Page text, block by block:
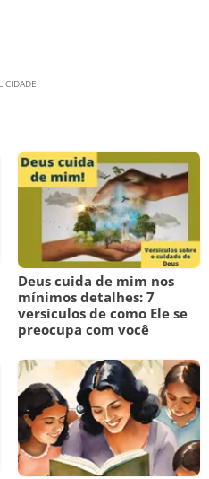
Deus cuida de mim nos
mínimos detalhes: 7
versículos de como Ele se
preocupa com você